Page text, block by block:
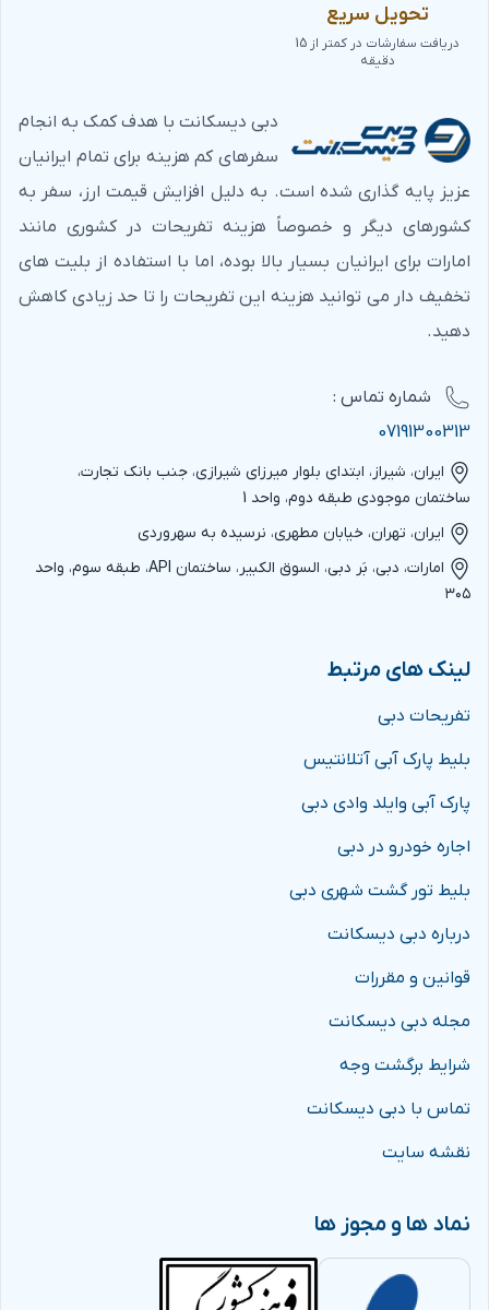
تحویل سریع
دریافت سفارشات در کمتر از 15
دقیقه
دبی دیسکانت با هدف کمک به انجام
سفرهای کم هزینه برای تمام ایرانیان
عزیز پایه گذاری شده است. به دلیل افزایش قیمت ارز، سفر به
کشورهای دیگر و خصوصاً هزینه تفریحات در کشوری مانند
امارات برای ایرانیان بسیار بالا بوده، اما با استفاده از بلیت های
تخفیف دار می توانید هزینه این تفریحات را تا حد زیادی کاهش
دهید.
شماره‌ تماس :
07191300313
ایران، شیراز، ابتدای بلوار میرزای شیرازی، جنب بانک تجارت،
ساختمان موجودی طبقه دوم، واحد 1
ایران، تهران، خیابان مطهری، نرسیده به سهروردی
امارات، دبی، بَر دبی، السوق الکبیر، ساختمان API، طبقه سوم، واحد
۳۰۵
لینک های مرتبط
تفریحات دبی
بلیط پارک آبی آتلانتیس
پارک آبی وایلد وادی دبی
اجاره خودرو در دبی
بلیط تور گشت شهری دبی
درباره دبی دیسکانت
قوانین و مقررات
مجله دبی دیسکانت
شرایط برگشت وجه
تماس با دبی دیسکانت
نقشه سایت
نماد ها و مجوز ها